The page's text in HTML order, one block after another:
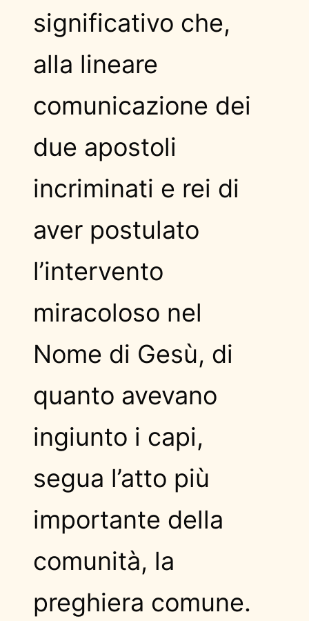
significativo che,
alla lineare
comunicazione dei
due apostoli
incriminati e rei di
aver postulato
l’intervento
miracoloso nel
Nome di Gesù, di
quanto avevano
ingiunto i capi,
segua l’atto più
importante della
comunità, la
preghiera comune.